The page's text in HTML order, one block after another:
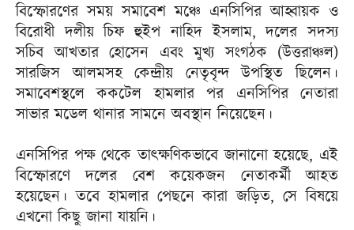
বিস্ফোরণের সময় সমাবেশ মঞ্চে এনসিপির আহ্বায়ক ও
বিরোধী দলীয় চিফ হুইপ নাহিদ ইসলাম, দলের সদস্য
সচিব আখতার হোসেন এবং মুখ্য সংগঠক (উত্তরাঞ্চল)
সারজিস আলমসহ কেন্দ্রীয় নেতৃবৃন্দ উপস্থিত ছিলেন।
সমাবেশস্থলে ককটেল হামলার পর এনসিপির নেতারা
সাভার মডেল থানার সামনে অবস্থান নিয়েছেন।
এনসিপির পক্ষ থেকে তাৎক্ষণিকভাবে জানানো হয়েছে, এই
বিস্ফোরণে দলের বেশ কয়েকজন নেতাকর্মী আহত
হয়েছেন। তবে হামলার পেছনে কারা জড়িত, সে বিষয়ে
এখনো কিছু জানা যায়নি।